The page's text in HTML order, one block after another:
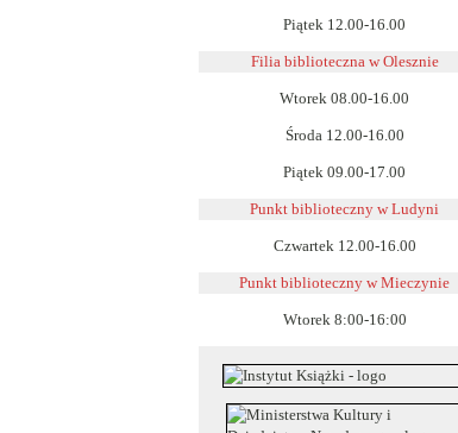
Piątek 12.00-16.00
Filia biblioteczna w Olesznie
Wtorek 08.00-16.00
Środa 12.00-16.00
Piątek 09.00-17.00
Punkt biblioteczny w Ludyni
Czwartek 12.00-16.00
Punkt biblioteczny w Mieczynie
Wtorek 8:00-16:00